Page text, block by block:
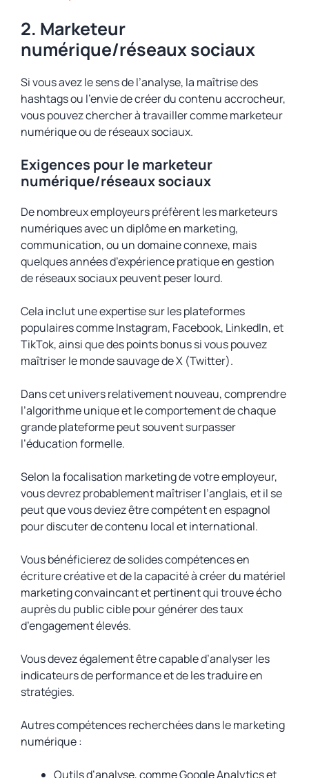
2. Marketeur
numérique/réseaux sociaux
Si vous avez le sens de l’analyse, la maîtrise des
hashtags ou l’envie de créer du contenu accrocheur,
vous pouvez chercher à travailler comme marketeur
numérique ou de réseaux sociaux.
Exigences pour le marketeur
numérique/réseaux sociaux
De nombreux employeurs préfèrent les marketeurs
numériques avec un diplôme en marketing,
communication, ou un domaine connexe, mais
quelques années d’expérience pratique en gestion
de réseaux sociaux peuvent peser lourd.
Cela inclut une expertise sur les plateformes
populaires comme Instagram, Facebook, LinkedIn, et
TikTok, ainsi que des points bonus si vous pouvez
maîtriser le monde sauvage de X (Twitter).
Dans cet univers relativement nouveau, comprendre
l’algorithme unique et le comportement de chaque
grande plateforme peut souvent surpasser
l’éducation formelle.
Selon la focalisation marketing de votre employeur,
vous devrez probablement maîtriser l’anglais, et il se
peut que vous deviez être compétent en espagnol
pour discuter de contenu local et international.
Vous bénéficierez de solides compétences en
écriture créative et de la capacité à créer du matériel
marketing convaincant et pertinent qui trouve écho
auprès du public cible pour générer des taux
d’engagement élevés.
Vous devez également être capable d’analyser les
indicateurs de performance et de les traduire en
stratégies.
Autres compétences recherchées dans le marketing
numérique :
Outils d’analyse, comme Google Analytics et